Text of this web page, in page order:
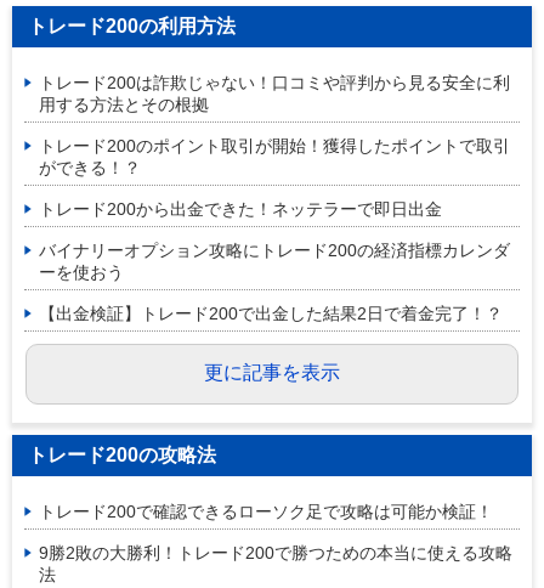
トレード200の利用方法
トレード200は詐欺じゃない！口コミや評判から見る安全に利
用する方法とその根拠
トレード200のポイント取引が開始！獲得したポイントで取引
ができる！？
トレード200から出金できた！ネッテラーで即日出金
バイナリーオプション攻略にトレード200の経済指標カレンダ
ーを使おう
【出金検証】トレード200で出金した結果2日で着金完了！？
更に記事を表示
トレード200の攻略法
トレード200で確認できるローソク足で攻略は可能か検証！
9勝2敗の大勝利！トレード200で勝つための本当に使える攻略
法